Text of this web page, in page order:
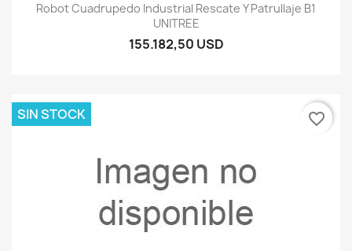
Robot Cuadrupedo Industrial Rescate Y Patrullaje B1
UNITREE
155.182,50 USD
SIN STOCK favorite_border